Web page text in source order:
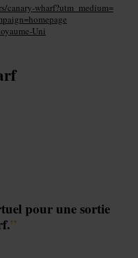
canary-wharf?utm_medium=
Uni
pour une sortie
”